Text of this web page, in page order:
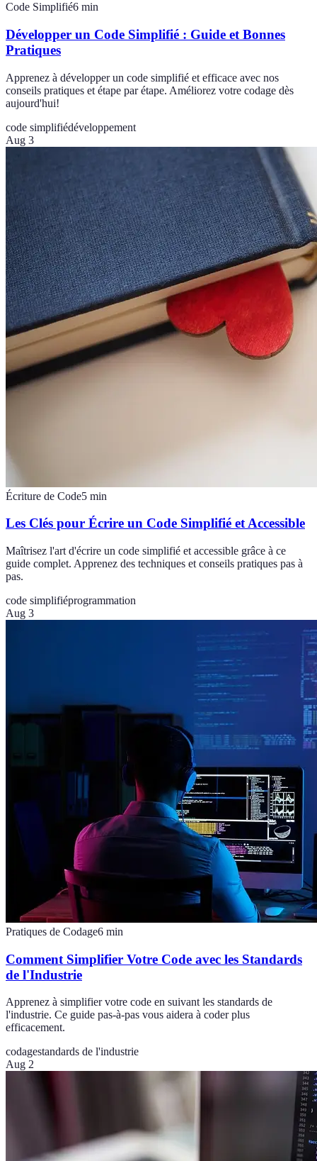
Code Simplifié6 min
Développer un Code Simplifié : Guide et Bonnes
Pratiques
Apprenez à développer un code simplifié et efficace avec nos
conseils pratiques et étape par étape. Améliorez votre codage dès
aujourd'hui!
code simplifiédéveloppement
Aug 3
Écriture de Code5 min
Les Clés pour Écrire un Code Simplifié et Accessible
Maîtrisez l'art d'écrire un code simplifié et accessible grâce à ce
guide complet. Apprenez des techniques et conseils pratiques pas à
pas.
code simplifiéprogrammation
Aug 3
Pratiques de Codage6 min
Comment Simplifier Votre Code avec les Standards
de l'Industrie
Apprenez à simplifier votre code en suivant les standards de
l'industrie. Ce guide pas-à-pas vous aidera à coder plus
efficacement.
codagestandards de l'industrie
Aug 2